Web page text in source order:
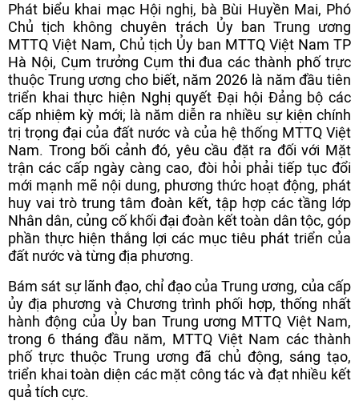
Phát biểu khai mạc Hội nghị, bà Bùi Huyền Mai, Phó
Chủ tịch không chuyên trách Ủy ban Trung ương
MTTQ Việt Nam, Chủ tịch Ủy ban MTTQ Việt Nam TP
Hà Nội, Cụm trưởng Cụm thi đua các thành phố trực
thuộc Trung ương cho biết, năm 2026 là năm đầu tiên
triển khai thực hiện Nghị quyết Đại hội Đảng bộ các
cấp nhiệm kỳ mới; là năm diễn ra nhiều sự kiện chính
trị trọng đại của đất nước và của hệ thống MTTQ Việt
Nam. Trong bối cảnh đó, yêu cầu đặt ra đối với Mặt
trận các cấp ngày càng cao, đòi hỏi phải tiếp tục đổi
mới mạnh mẽ nội dung, phương thức hoạt động, phát
huy vai trò trung tâm đoàn kết, tập hợp các tầng lớp
Nhân dân, củng cố khối đại đoàn kết toàn dân tộc, góp
phần thực hiện thắng lợi các mục tiêu phát triển của
đất nước và từng địa phương.
Bám sát sự lãnh đạo, chỉ đạo của Trung ương, của cấp
ủy địa phương và Chương trình phối hợp, thống nhất
hành động của Ủy ban Trung ương MTTQ Việt Nam,
trong 6 tháng đầu năm, MTTQ Việt Nam các thành
phố trực thuộc Trung ương đã chủ động, sáng tạo,
triển khai toàn diện các mặt công tác và đạt nhiều kết
quả tích cực.